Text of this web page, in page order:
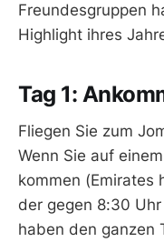
Freundesgruppen
Highlight ihres
Tag 1:
Fliegen Sie zum
Wenn Sie auf
kommen (Emirates
der gegen 8:30
haben den ganzen